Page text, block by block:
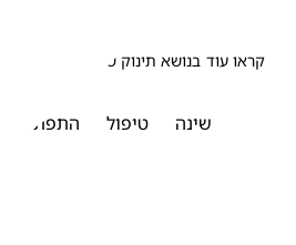
קראו עוד בנושא תינוק שרק נולד
שינה טיפול התפתחות